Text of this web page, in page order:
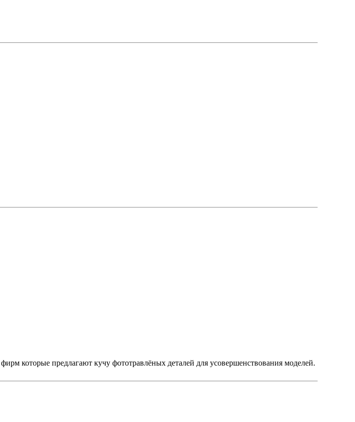
которые предлагают кучу фототравлёных деталей для усовершенствования моделей.